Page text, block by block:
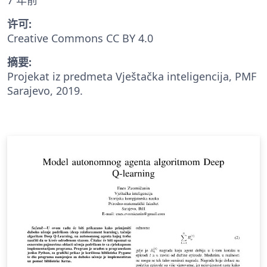
许可:
Creative Commons CC BY 4.0
摘要:
Projekat iz predmeta Vještačka inteligencija, PMF
Sarajevo, 2019.